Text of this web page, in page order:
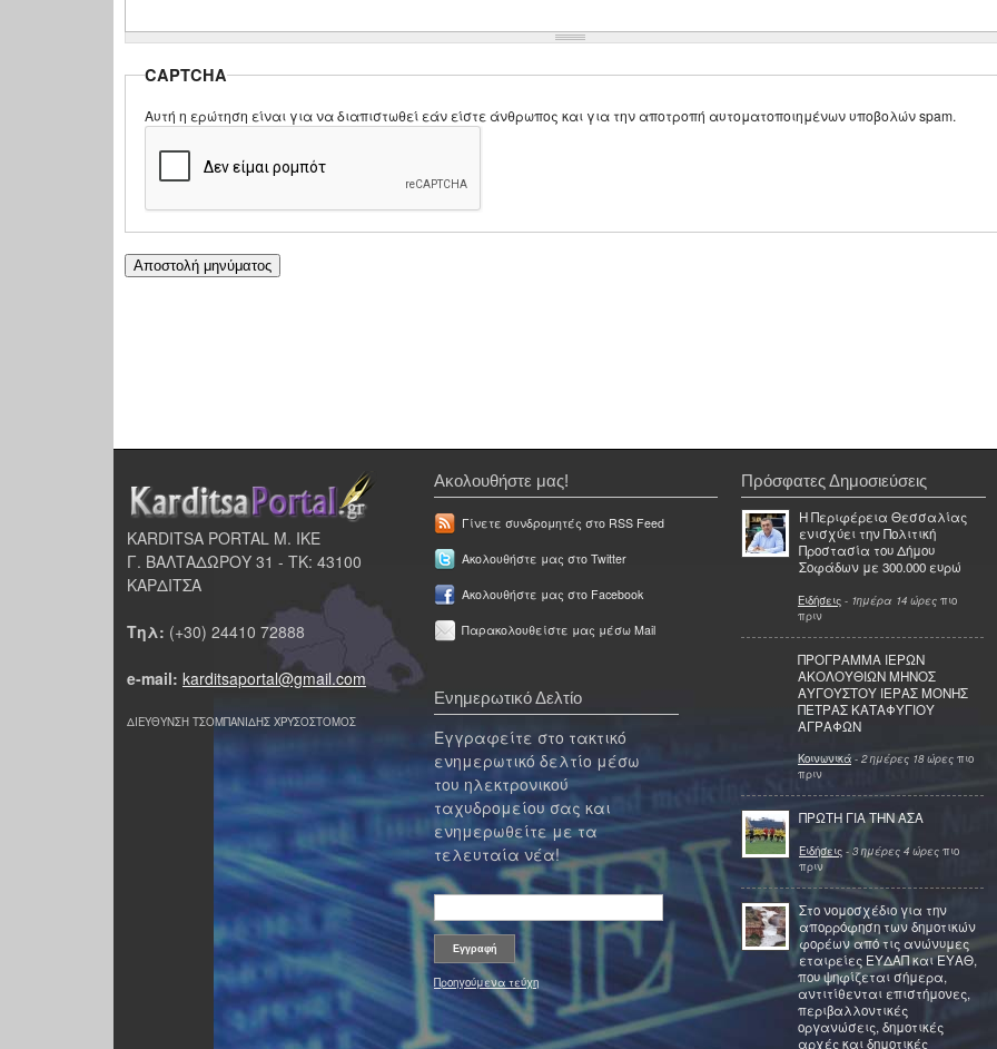
CAPTCHA
Αυτή η ερώτηση είναι για να διαπιστωθεί εάν είστε άνθρωπος και για την αποτροπή αυτοματοποιημένων υποβολών spam.
KARDITSA PORTAL Μ. ΙΚΕ
Γ. ΒΑΛΤΑΔΩΡΟΥ 31 - ΤΚ: 43100
ΚΑΡΔΙΤΣΑ
Τηλ: (+30) 24410 72888
e-mail: karditsaportal@gmail.com
ΔΙΕΥΘΥΝΣΗ ΤΣΟΜΠΑΝΙΔΗΣ ΧΡΥΣΟΣΤΟΜΟΣ
Ακολουθήστε μας!
Γίνετε συνδρομητές στο RSS Feed
Ακολουθήστε μας στο Twitter
Ακολουθήστε μας στο Facebook
Παρακολουθείστε μας μέσω Mail
Ενημερωτικό Δελτίο
Εγγραφείτε στο τακτικό
ενημερωτικό δελτίο μέσω
του ηλεκτρονικού
ταχυδρομείου σας και
ενημερωθείτε με τα
τελευταία νέα!
Προηγούμενα τεύχη
Πρόσφατες Δημοσιεύσεις
Η Περιφέρεια Θεσσαλίας
ενισχύει την Πολιτική
Προστασία του Δήμου
Σοφάδων με 300.000 ευρώ
Ειδήσεις - 1ημέρα 14 ώρες πιο
πριν
ΠΡΟΓΡΑΜΜΑ ΙΕΡΩΝ
ΑΚΟΛΟΥΘΙΩΝ ΜΗΝΟΣ
ΑΥΓΟΥΣΤΟΥ ΙΕΡΑΣ ΜΟΝΗΣ
ΠΕΤΡΑΣ ΚΑΤΑΦΥΓΙΟΥ
ΑΓΡΑΦΩΝ
Κοινωνικά - 2 ημέρες 18 ώρες πιο
πριν
ΠΡΩΤΗ ΓΙΑ ΤΗΝ ΑΣΑ
Ειδήσεις - 3 ημέρες 4 ώρες πιο
πριν
Στο νομοσχέδιο για την
απορρόφηση των δημοτικών
φορέων από τις ανώνυμες
εταιρείες ΕΥΔΑΠ και ΕΥΑΘ,
που ψηφίζεται σήμερα,
αντιτίθενται επιστήμονες,
περιβαλλοντικές
οργανώσεις, δημοτικές
αρχές και δημοτικές